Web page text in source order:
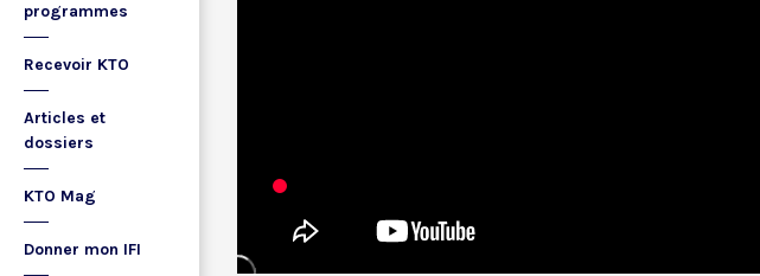
programmes
Recevoir KTO
Articles et
dossiers
KTO Mag
Donner mon IFI